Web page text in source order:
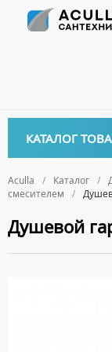
Aculla Каталог
смесителем
Душевой
КАТАЛОГ
ДЕРЖАТЕЛИ
ДИСПЕНСЕРЫ
Биде
НАПОЛЬНЫЕ
ПОДВЕСНЫЕ
Ванны
АКРИЛОВЫЕ